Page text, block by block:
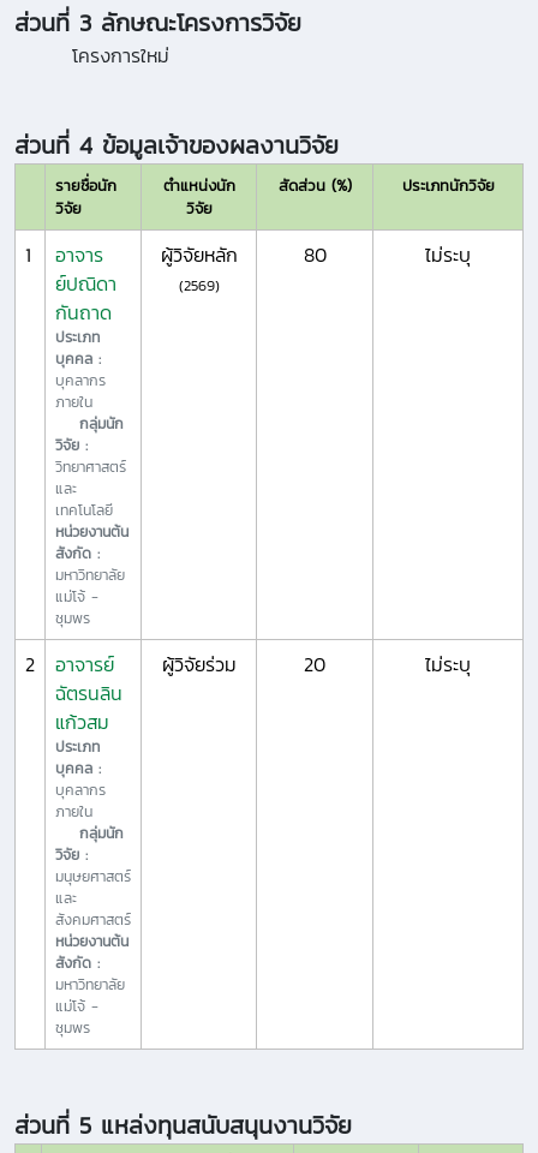
ส่วนที่ 3 ลักษณะโครงการวิจัย
โครงการใหม่
ส่วนที่ 4 ข้อมูลเจ้าของผลงานวิจัย
รายชื่อนัก
วิจัย
ตำแหน่งนัก
วิจัย
สัดส่วน (%) ประเภทนักวิจัย
1
อาจาร
ย์ปณิดา
กันถาด
ประเภท
บุคคล :
บุคลากร
ภายใน
กลุ่มนัก
วิจัย :
วิทยาศาสตร์
และ
เทคโนโลยี
หน่วยงานต้น
สังกัด :
มหาวิทยาลัย
แม่โจ้ -
ชุมพร
ผู้วิจัยหลัก
(2569)
80 ไม่ระบุ
2
อาจารย์
ฉัตรนลิน
แก้วสม
ประเภท
บุคคล :
บุคลากร
ภายใน
กลุ่มนัก
วิจัย :
มนุษยศาสตร์
และ
สังคมศาสตร์
หน่วยงานต้น
สังกัด :
มหาวิทยาลัย
แม่โจ้ -
ชุมพร
ผู้วิจัยร่วม 20 ไม่ระบุ
ส่วนที่ 5 แหล่งทุนสนับสนุนงานวิจัย